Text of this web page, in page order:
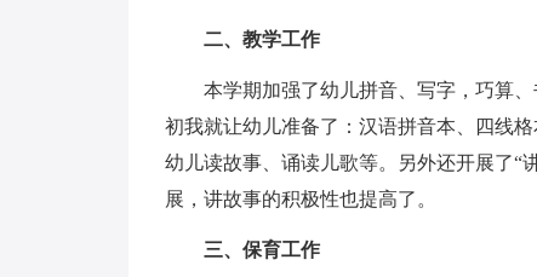
二、教学工作
本学期加强了幼儿拼音、写字，巧算、
初我就让幼儿准备了：汉语拼音本、四线
幼儿读故事、诵读儿歌等。另外还开展了“
展，讲故事的积极性也提高了。
三、保育工作